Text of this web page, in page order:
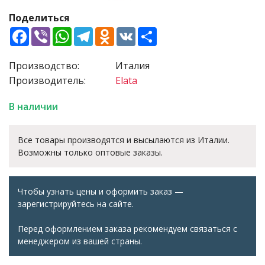
Поделиться
Facebook
ViberWhatsApp
TelegramOdnoklassniki
VK
Производство:
Производитель:
Италия
Elata
В наличии
Все товары производятся и высылаются из Италии.
Возможны только оптовые заказы.
Чтобы узнать цены и оформить заказ —
зарегистрируйтесь на сайте.
Перед оформлением заказа рекомендуем связаться с
менеджером из вашей страны.